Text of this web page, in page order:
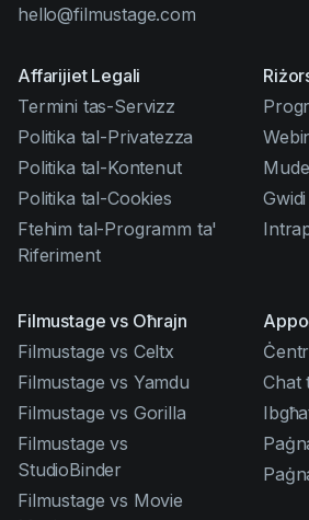
hello@filmustage.com
Affarijiet Legali
Termini tas-Servizz
Politika tal-Privatezza
Politika tal-Kontenut
Politika tal-Cookies
Ftehim tal-Programm ta'
Riferiment
Gwidi
Filmustage vs Oħrajn
Filmustage vs Celtx
Filmustage vs Yamdu
Filmustage vs Gorilla
Filmustage vs
StudioBinder
Filmustage vs Movie
Chat